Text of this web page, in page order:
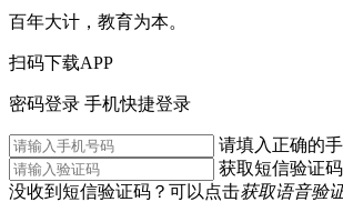
百年大计，教育为本。
扫码下载APP
密码登录 手机快捷登录
请填入正确的手
获取短信验证码
没收到短信验证码？可以点击获取语音验